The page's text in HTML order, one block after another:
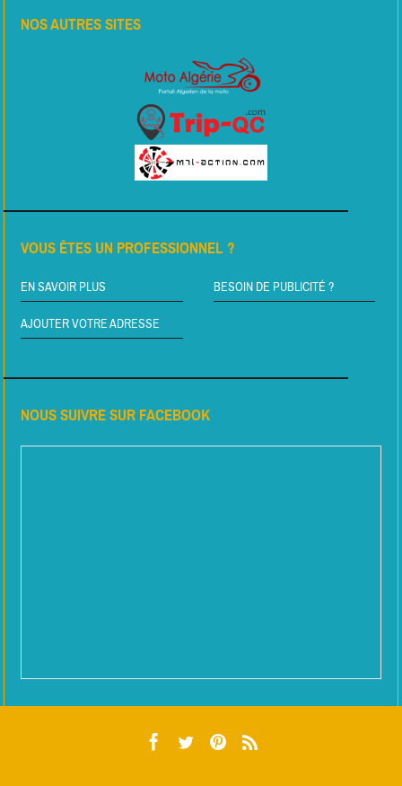
NOS AUTRES SITES
VOUS ÊTES UN PROFESSIONNEL ?
EN SAVOIR PLUS BESOIN DE PUBLICITÉ ?
AJOUTER VOTRE ADRESSE
NOUS SUIVRE SUR FACEBOOK